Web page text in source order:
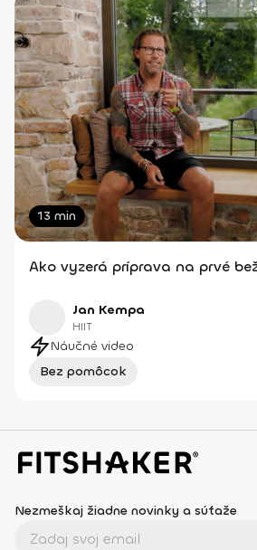
13 min
Ako vyzerá príprava na prvé
Jan Kempa
HIIT
Náučné video
Bez pomôcok
Nezmeškaj žiadne novinky a súťaže